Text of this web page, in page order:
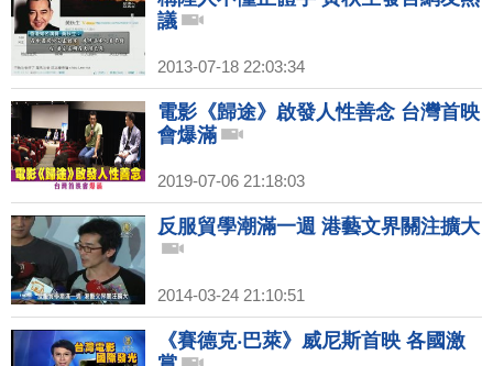
議
2013-07-18 22:03:34
電影《歸途》啟發人性善念 台灣首映
會爆滿
2019-07-06 21:18:03
反服貿學潮滿一週 港藝文界關注擴大
2014-03-24 21:10:51
《賽德克‧巴萊》威尼斯首映 各國激